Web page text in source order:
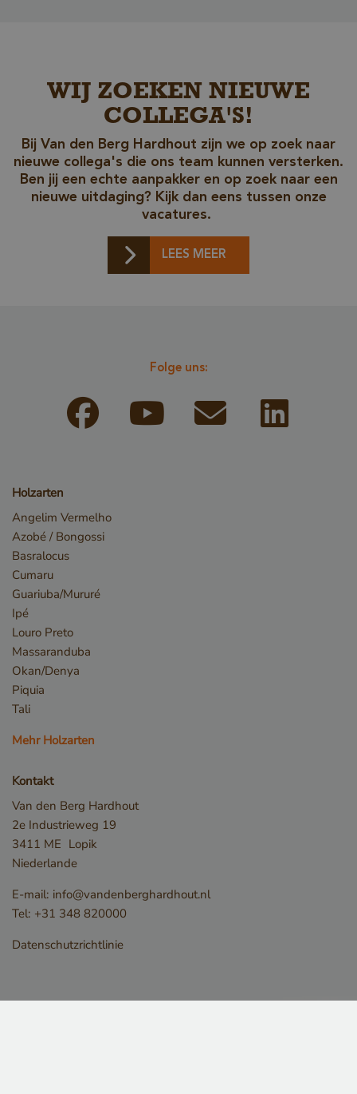
WIJ ZOEKEN NIEUWE
COLLEGA'S!
Bij Van den Berg Hardhout zijn we op zoek naar
nieuwe collega's die ons team kunnen versterken.
Ben jij een echte aanpakker en op zoek naar een
nieuwe uitdaging? Kijk dan eens tussen onze
vacatures.
LEES MEER
Folge uns:
Holzarten
Angelim Vermelho
Azobé / Bongossi
Basralocus
Cumaru
Guariuba/Mururé
Ipé
Louro Preto
Massaranduba
Okan/Denya
Piquia
Tali
Mehr Holzarten
Kontakt
Van den Berg Hardhout
2e Industrieweg 19
3411 ME Lopik
Niederlande
E-mail: info@vandenberghardhout.nl
Tel: +31 348 820000
Datenschutzrichtlinie
werden.
Anbieter / Domäne
__cf_bm
Cloudflare Inc.
.db.sleak.chat
_csrf
www.cavotec.com
VISITOR_PRIVACY_METADATA
Datenschutzerklärung